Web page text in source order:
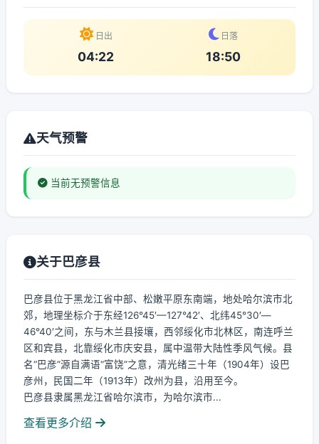
日出
04:22
日落
18:50
天气预警
当前无预警信息
关于巴彦县
巴彦县位于黑龙江省中部、松嫩平原东南端，地处哈尔滨市北
郊，地理坐标介于东经126°45′—127°42′、北纬45°30′—
46°40′之间，东与木兰县接壤，西邻绥化市北林区，南连呼兰
区和宾县，北靠绥化市庆安县，属中温带大陆性季风气候。县
名“巴彦”源自满语“富饶”之意，清光绪三十年（1904年）设巴
彦州，民国二年（1913年）改州为县，沿用至今。
巴彦县隶属黑龙江省哈尔滨市，为哈尔滨市...
查看更多介绍